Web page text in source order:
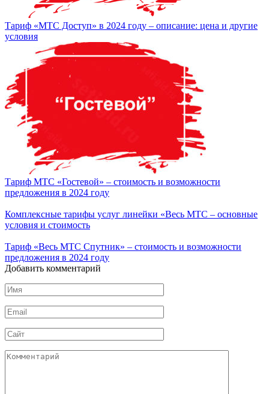
Тариф «МТС Доступ» в 2024 году – описание: цена и другие
условия
Тариф МТС «Гостевой» – стоимость и возможности
предложения в 2024 году
Комплексные тарифы услуг линейки «Весь МТС – основные
условия и стоимость
Тариф «Весь МТС Спутник» – стоимость и возможности
предложения в 2024 году
Добавить комментарий
Имя
*
Email
*
Сайт
Комментарий